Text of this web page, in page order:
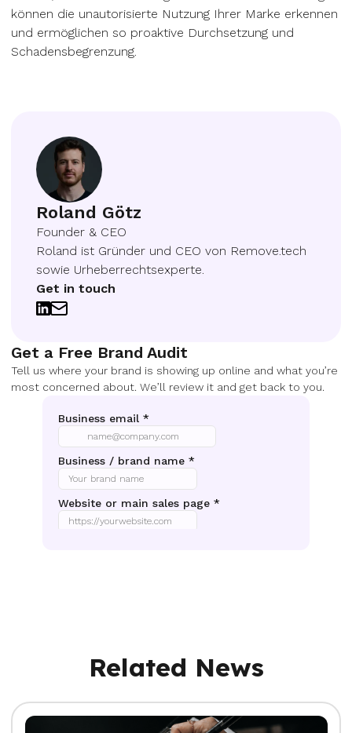
Get a Free Brand Audit
Tell us where your brand is showing up online and what you’re
most concerned about. We’ll review it and get back to you.
können die unautorisierte Nutzung Ihrer Marke erkennen
und ermöglichen so proaktive Durchsetzung und
Schadensbegrenzung.
Roland Götz
Founder & CEO
Roland ist Gründer und CEO von Remove.tech
sowie Urheberrechtsexperte.
Get in touch
Related News